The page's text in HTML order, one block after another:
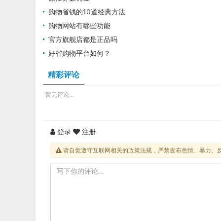
购物省钱的10道经典方法
购物网站有哪些功能
官方旗舰店都是正品吗
好省购物平台如何？
精彩评论
暂无评论...
登录 注册
请自觉遵守互联网相关的政策法规，严禁发布色情、暴力、